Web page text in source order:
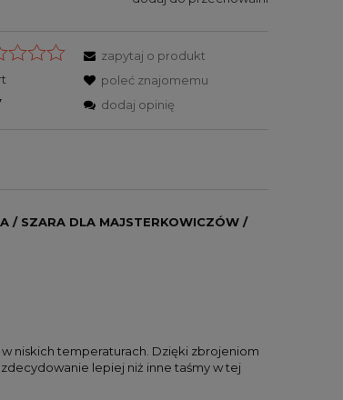
zapytaj o produkt
poleć znajomemu
dodaj opinię
/ SZARA DLA MAJSTERKOWICZÓW /
niskich temperaturach. Dzięki zbrojeniom
lepiej niż inne taśmy w tej